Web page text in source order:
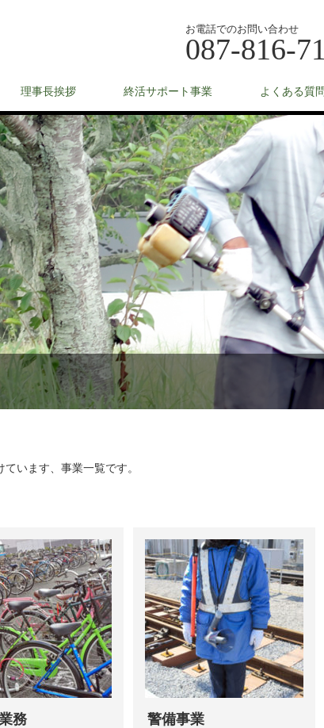
お電話でのお問い合わせ
087-816-
理事長挨拶 終活サポート事業 よくある質問
ています、事業一覧です。
務 警備事業